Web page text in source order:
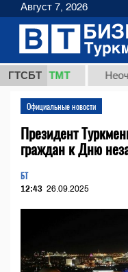
ГТСБТ
ТМТ
Официальные новости
Президент
граждан к Дню
БТ
12:43 26.09.2025
Август 7, 2026